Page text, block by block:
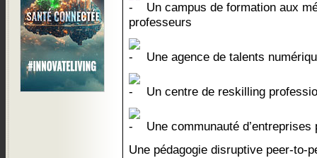
Un campus de formation aux
professeurs
Une agence de talents
Un centre de reskilling
Une communauté d’entreprises
Une pédagogie disruptive peer-to-